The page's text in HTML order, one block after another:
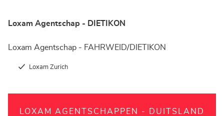
Loxam Agentschap - DIETIKON
Loxam Agentschap - FAHRWEID/DIETIKON
Loxam Zurich
LOXAM AGENTSCHAPPEN - DUITSLAND